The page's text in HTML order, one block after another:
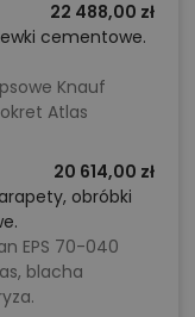
22 488,00 zł
cementowe.
Knauf
Atlas
20 614,00 zł
obróbki
EPS 70-040
blacha